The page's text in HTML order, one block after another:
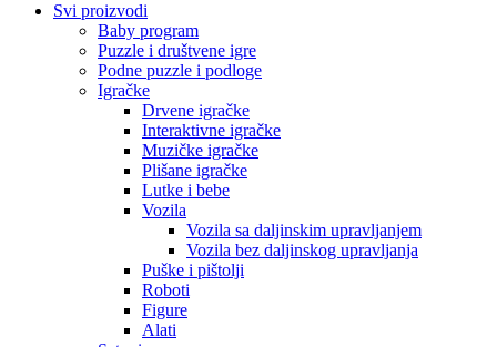
Svi proizvodi
Baby program
Puzzle i društvene igre
Podne puzzle i podloge
Igračke
Drvene igračke
Interaktivne igračke
Muzičke igračke
Plišane igračke
Lutke i bebe
Vozila
Vozila sa daljinskim upravljanjem
Vozila bez daljinskog upravljanja
Puške i pištolji
Roboti
Figure
Alati